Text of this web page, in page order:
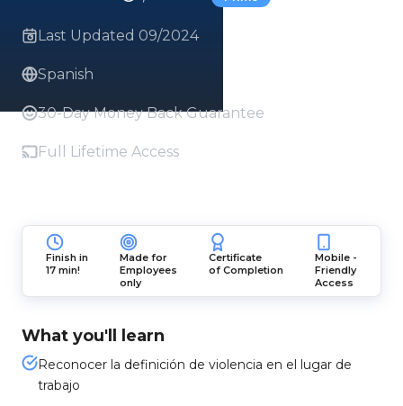
Last Updated 09/2024
Spanish
30-Day Money Back Guarantee
Full Lifetime Access
Finish in
17 min!
Made for
Employees
only
Certificate
of Completion
Mobile -
Friendly
Access
What you'll learn
Reconocer la definición de violencia en el lugar de
trabajo